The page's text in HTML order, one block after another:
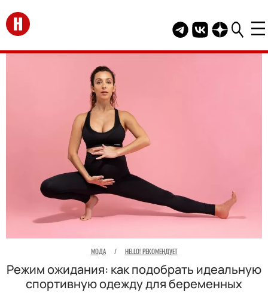
Перейти на главную
Telegram канал
Группа HELLO
Канал
МОДА / HELLO! РЕКОМЕНДУЕТ
Режим ожидания: как подобрать идеальную
спортивную одежду для беременных